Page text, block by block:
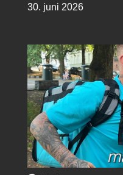
30. juni 2026